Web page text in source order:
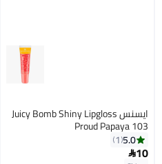
ايسنس Juicy Bomb Shiny Lipgloss
Proud Papaya 103
5.0
1
10